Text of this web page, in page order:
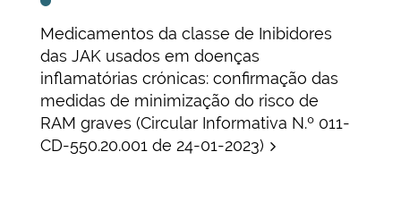
Medicamentos da classe de Inibidores
das JAK usados em doenças
inflamatórias crónicas: confirmação das
medidas de minimização do risco de
RAM graves (Circular Informativa N.º 011-
CD-550.20.001 de 24-01-2023)